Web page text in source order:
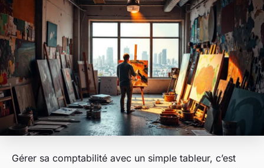
Gérer sa comptabilité avec un simple tableur, c’est